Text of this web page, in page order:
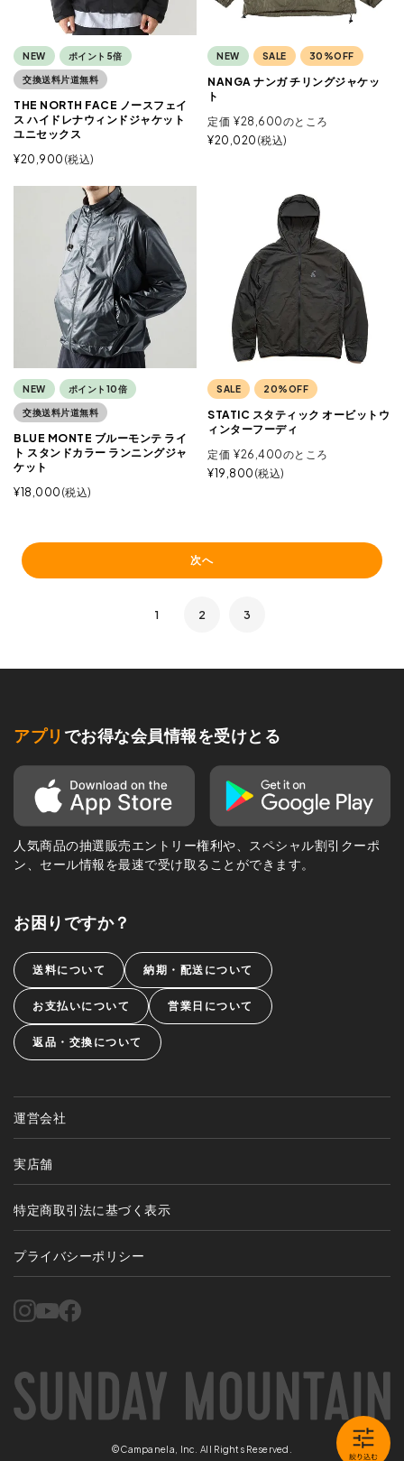
NEW ポイント5倍
交換送料片道無料
THE NORTH FACE ノースフェイ
ス ハイドレナウィンドジャケット
ユニセックス
¥20,900 税込
NEW SALE 30%OFF
NANGA ナンガ チリングジャケッ
ト
定価 ¥28,600のところ
¥20,020 税込
NEW ポイント10倍
交換送料片道無料
BLUE MONTE ブルーモンテ ライ
ト スタンドカラー ランニングジャ
ケット
¥18,000 税込
SALE 20%OFF
STATIC スタティック オービットウ
ィンターフーディ
定価 ¥26,400のところ
¥19,800 税込
次へ
1 2 3
アプリ でお得な会員情報を受けとる
人気商品の抽選販売エントリー権利や、スペシャル割引クーポ
ン、セール情報を最速で受け取ることができます。
お困りですか？
送料について 納期・配送について
お支払いについて 営業日について
返品・交換について
運営会社
実店舗
特定商取引法に基づく表示
プライバシーポリシー
©Campanela, Inc. All Rights Reserved.